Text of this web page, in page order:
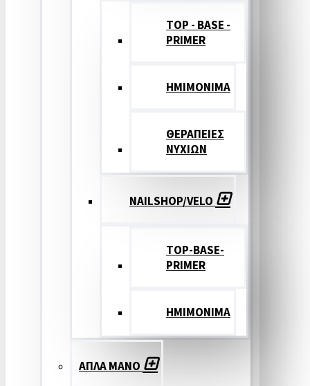
TOP - BASE -
PRIMER
ΗΜΙΜΟΝΙΜΑ
ΘΕΡΑΠΕΙΕΣ
ΝΥΧΙΩΝ
NAILSHOP/VELO
TOP-BASE-
PRIMER
ΗΜΙΜΟΝΙΜΑ
ΑΠΛΑ ΜΑΝΟ